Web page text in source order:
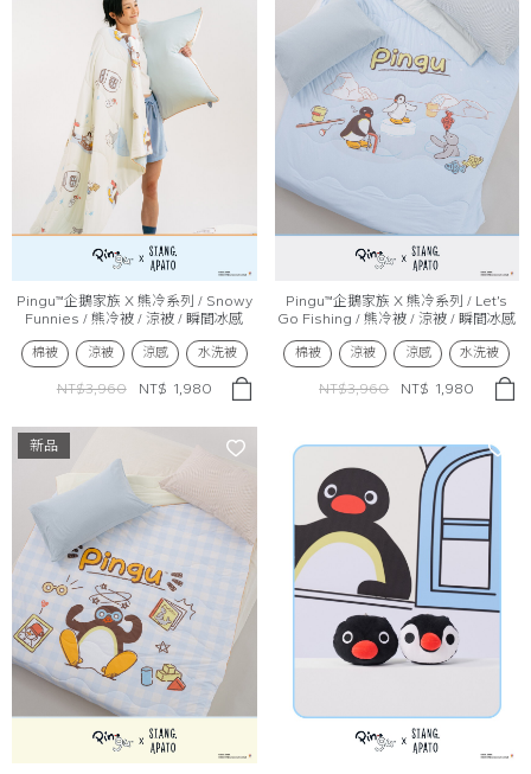
Pingu™企鵝家族 X 熊冷系列 / Snowy
Funnies / 熊冷被 / 涼被 / 瞬間冰感
棉被 涼被 涼感 水洗被
NT$3,960 NT$ 1,980
Pingu™企鵝家族 X 熊冷系列 / Let’s
Go Fishing / 熊冷被 / 涼被 / 瞬間冰感
棉被 涼被 涼感 水洗被
NT$3,960 NT$ 1,980
新品